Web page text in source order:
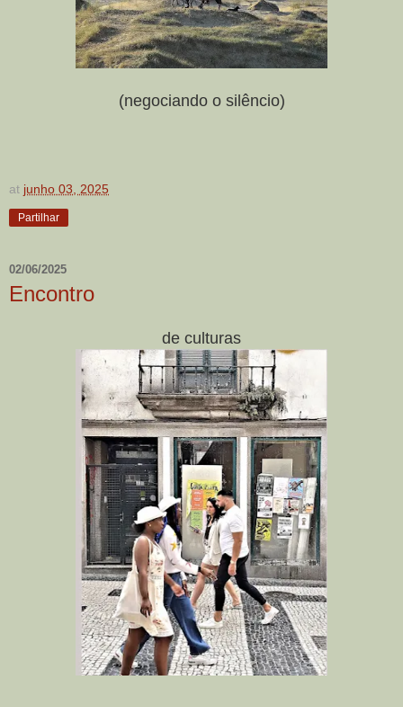
(negociando o silêncio)
at junho 03, 2025
Partilhar
02/06/2025
Encontro
de culturas